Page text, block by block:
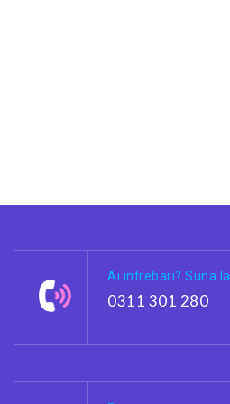
Ai intrebari? Suna la
0311 301 280